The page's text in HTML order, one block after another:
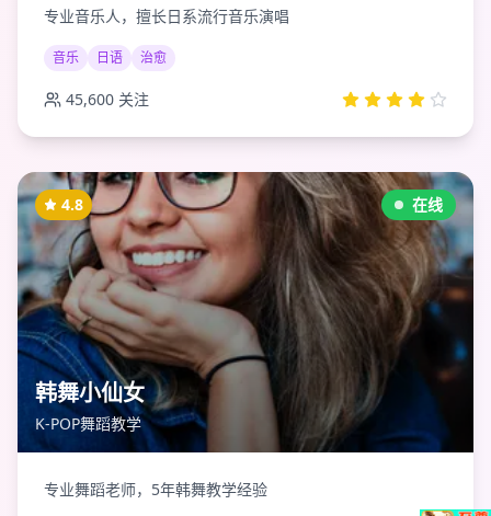
专业音乐人，擅长日系流行音乐演唱
音乐 日语 治愈
45,600 关注
在线
4.8
韩舞小仙女
K-POP舞蹈教学
专业舞蹈老师，5年韩舞教学经验